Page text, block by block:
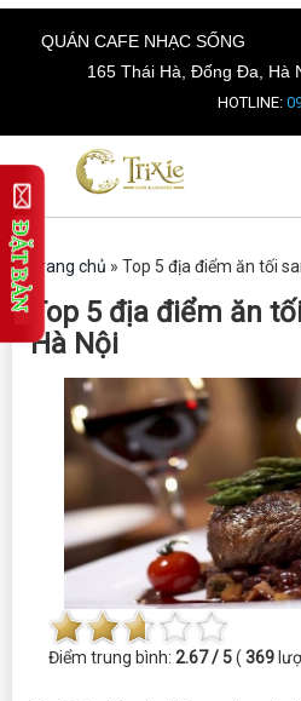
QUÁN CAFE NHẠC SỐNG
165 Thái Hà, Đống Đa, Hà
HOTLINE:
Trang chủ » Top 5 địa điểm ăn tối
Top 5 địa điểm ăn
Hà Nội
Điểm trung bình: 2.67 / 5( 369